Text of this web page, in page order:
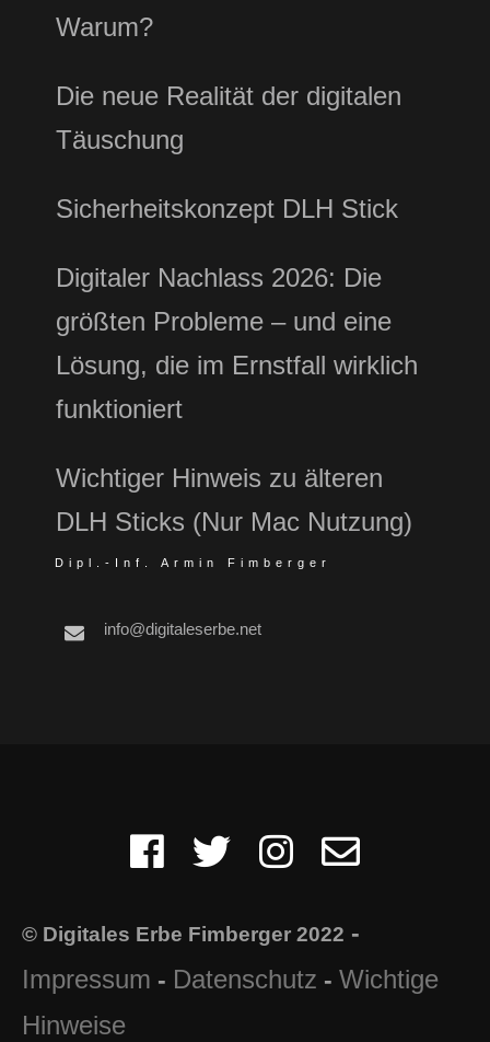
Warum?
Die neue Realität der digitalen
Täuschung
Sicherheitskonzept DLH Stick
Digitaler Nachlass 2026: Die
größten Probleme – und eine
Lösung, die im Ernstfall wirklich
funktioniert
Wichtiger Hinweis zu älteren
DLH Sticks (Nur Mac Nutzung)
Dipl.-Inf. Armin Fimberger
info@digitaleserbe.net
© Digitales Erbe Fimberger 2022 -
Impressum - Datenschutz - Wichtige
Hinweise